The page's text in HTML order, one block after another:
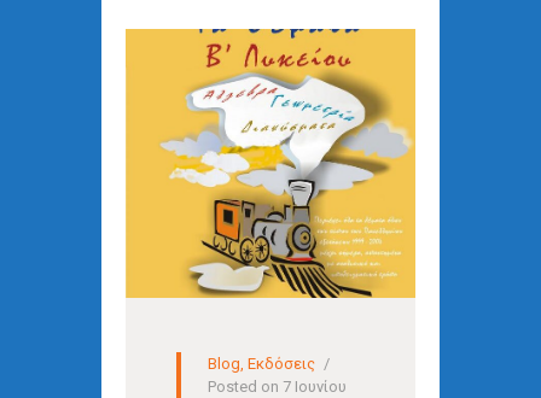
Blog ,Εκδόσεις
Posted on 7 Ιουνίου